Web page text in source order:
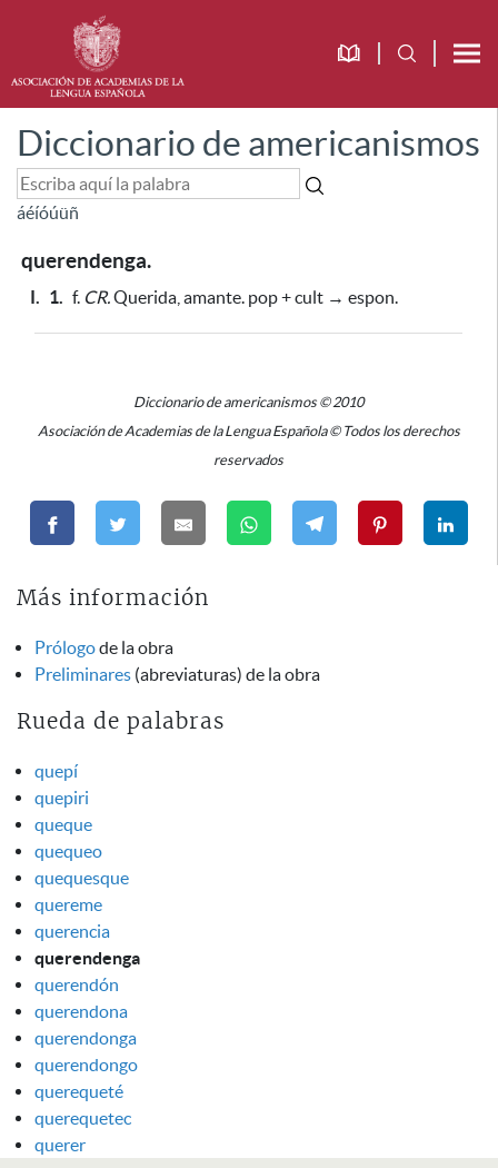
Diccionario de americanismos
áéíóúüñ
querendenga.
I. 1. f. CR.Querida, amante. pop + cult → espon.
Diccionario de americanismos © 2010
Asociación de Academias de la Lengua Española © Todos los derechos
reservados
Más información
Prólogode la obra
Preliminares (abreviaturas) de la obra
Rueda de palabras
quepí
quepiri
queque
quequeo
quequesque
quereme
querencia
querendenga
querendón
querendona
querendonga
querendongo
querequeté
querequetec
querer